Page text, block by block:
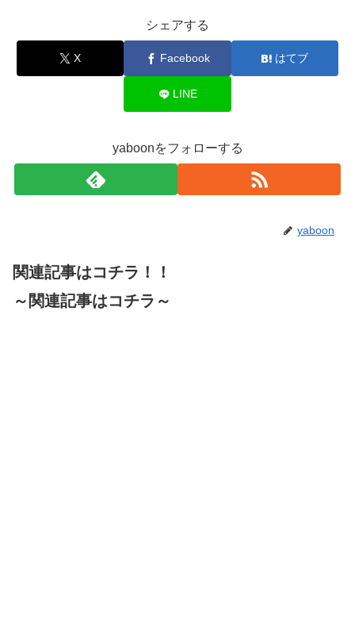
シェアする
X Facebook はてブ
LINE
yaboonをフォローする
yaboon
関連記事はコチラ！！
～関連記事はコチラ～